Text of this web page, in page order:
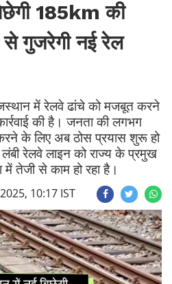
185km की
से गुजरेगी नई रेल
में रेलवे ढांचे को मजबूत करने
की है। जनता की लगभग
करने के लिए अब ठोस प्रयास शुरू हो
रेलवे लाइन को राज्य के प्रमुख
में तेजी से काम हो रहा है।
10:17 IST